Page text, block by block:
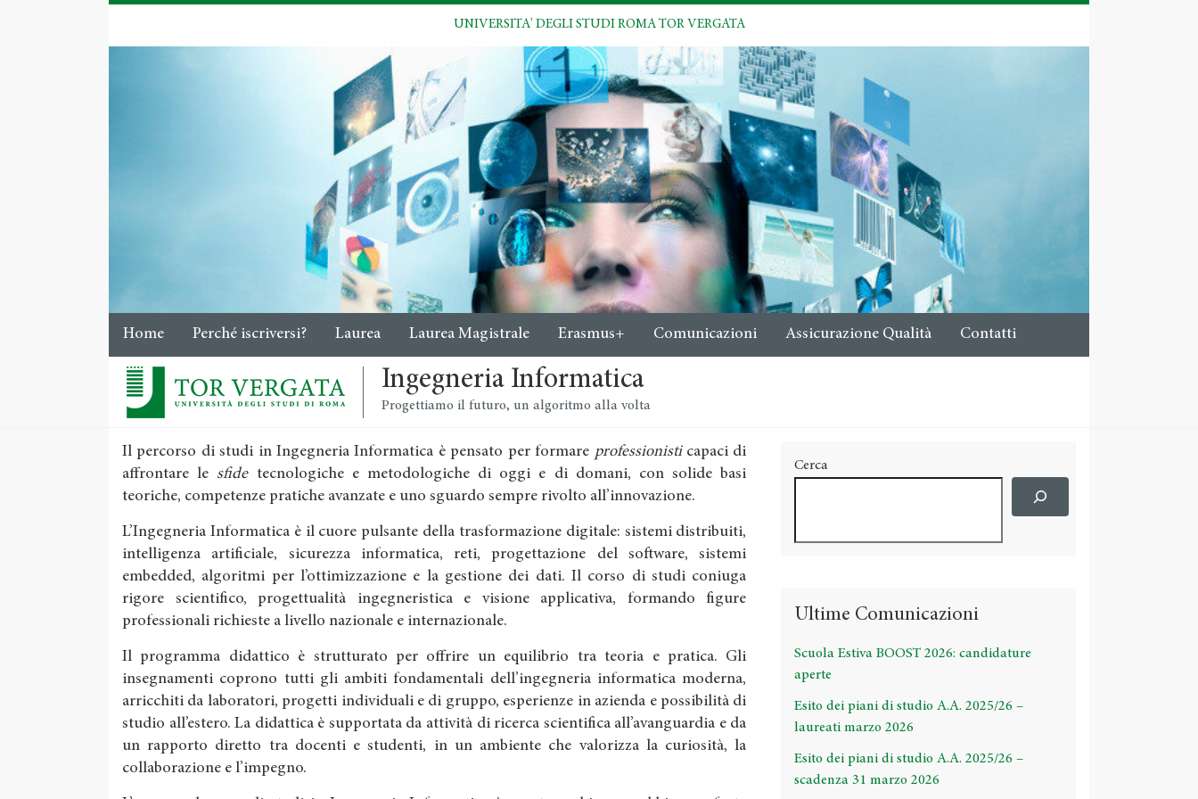
UNIVERSITA' DEGLI STUDI ROMA TOR VERGATA
Home Perché iscriversi? Laurea Laurea Magistrale Erasmus+ Comunicazioni Assicurazione Qualità Contatti
Ingegneria Informatica
Progettiamo il futuro, un algoritmo alla volta
Il percorso di studi in Ingegneria Informatica è pensato per formare professionisticapaci di
affrontare le sfidetecnologiche e metodologiche di oggi e di domani, con solide basi
teoriche, competenze pratiche avanzate e uno sguardo sempre rivolto all’innovazione.
L’Ingegneria Informatica è il cuore pulsante della trasformazione digitale: sistemi distribuiti,
intelligenza artificiale, sicurezza informatica, reti, progettazione del software, sistemi
embedded, algoritmi per l’ottimizzazione e la gestione dei dati. Il corso di studi coniuga
rigore scientifico, progettualità ingegneristica e visione applicativa, formando figure
professionali richieste a livello nazionale e internazionale.
Il programma didattico è strutturato per offrire un equilibrio tra teoria e pratica. Gli
insegnamenti coprono tutti gli ambiti fondamentali dell’ingegneria informatica moderna,
arricchiti da laboratori, progetti individuali e di gruppo, esperienze in azienda e possibilità di
studio all’estero. La didattica è supportata da attività di ricerca scientifica all’avanguardia e da
un rapporto diretto tra docenti e studenti, in un ambiente che valorizza la curiosità, la
collaborazione e l’impegno.
Cerca
Ultime Comunicazioni
Scuola Estiva BOOST 2026: candidature
aperte
Esito dei piani di studio A.A. 2025/26 –
laureati marzo 2026
Esito dei piani di studio A.A. 2025/26 –
scadenza 31 marzo 2026